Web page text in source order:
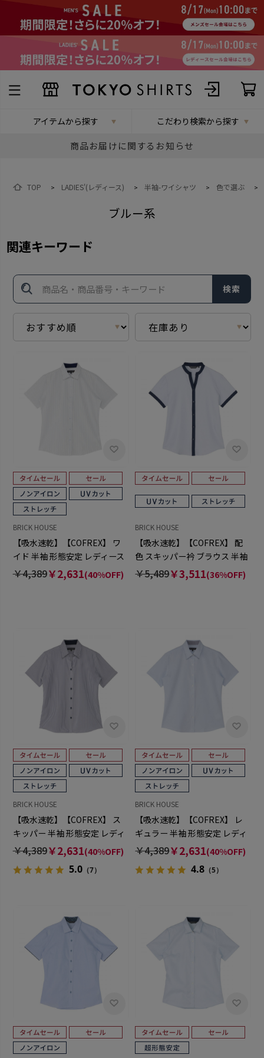
アイテムから探す こだわり検索から探す
商品お届けに関するお知らせ
TOP > LADIES'(レディース) > 半袖-ワイシャツ > 色で選ぶ >
ブルー系
関連キーワード
検索
BRICK HOUSE
【吸水速乾】【COFREX】 ワ
イド 半袖 形態安定 レディース
シャツ
￥4,389￥2,631(40%OFF)
BRICK HOUSE
【吸水速乾】【COFREX】 配
色 スキッパー衿 ブラウス 半袖
レディースデザインシャツ
￥5,489￥3,511(36%OFF)
BRICK HOUSE
【吸水速乾】【COFREX】 ス
キッパー 半袖 形態安定 レディ
ースシャツ
￥4,389￥2,631(40%OFF)
5.0（7）
BRICK HOUSE
【吸水速乾】【COFREX】 レ
ギュラー 半袖 形態安定 レディ
ースシャツ
￥4,389￥2,631(40%OFF)
4.8 （5）